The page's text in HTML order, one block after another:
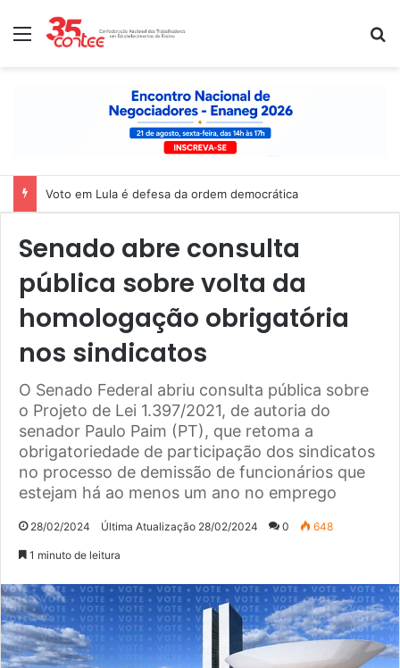
Menu
Voto em Lula é defesa da ordem democrática
Senado abre consulta
pública sobre volta da
homologação obrigatória
nos sindicatos
O Senado Federal abriu consulta pública sobre
o Projeto de Lei 1.397/2021, de autoria do
senador Paulo Paim (PT), que retoma a
obrigatoriedade de participação dos sindicatos
no processo de demissão de funcionários que
estejam há ao menos um ano no emprego
28/02/2024 Última Atualização 28/02/2024 0 648
1 minuto de leitura